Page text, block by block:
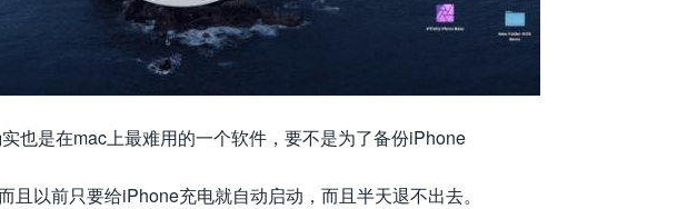
也是在mac上最难用的一个软件，要不是为了备份iPhone
且以前只要给iPhone充电就自动启动，而且半天退不出去。